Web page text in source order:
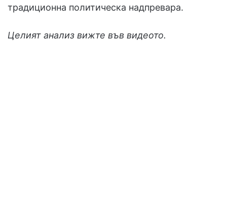
традиционна политическа надпревара.
Целият анализ вижте във видеото.